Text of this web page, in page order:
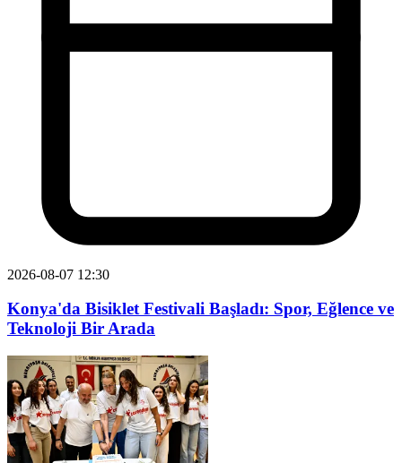
2026-08-07 12:30
Konya'da Bisiklet Festivali Başladı: Spor, Eğlence ve
Teknoloji Bir Arada